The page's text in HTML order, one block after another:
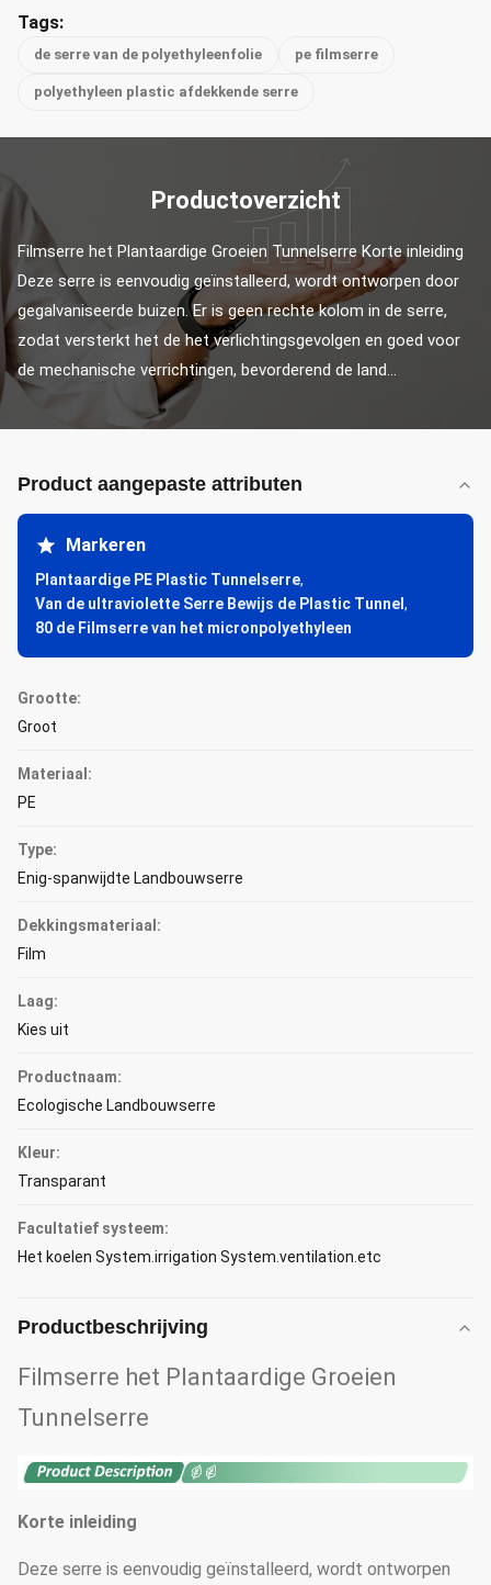
Tags:
de serre van de polyethyleenfolie pe filmserre
polyethyleen plastic afdekkende serre
Productoverzicht
Filmserre het Plantaardige Groeien Tunnelserre Korte inleiding
Deze serre is eenvoudig geïnstalleerd, wordt ontworpen door
gegalvaniseerde buizen. Er is geen rechte kolom in de serre,
zodat versterkt het de het verlichtingsgevolgen en goed voor
de mechanische verrichtingen, bevorderend de land...
Product aangepaste attributen
Markeren
Plantaardige PE Plastic Tunnelserre,
Van de ultraviolette Serre Bewijs de Plastic Tunnel ,
80 de Filmserre van het micronpolyethyleen
Grootte:
Groot
Materiaal:
PE
Type:
Enig-spanwijdte Landbouwserre
Dekkingsmateriaal:
Film
Laag:
Kies uit
Productnaam:
Ecologische Landbouwserre
Kleur:
Transparant
Facultatief systeem:
Het koelen System.irrigation System.ventilation.etc
Productbeschrijving
Filmserre het Plantaardige Groeien
Tunnelserre
Korte inleiding
Deze serre is eenvoudig geïnstalleerd, wordt ontworpen